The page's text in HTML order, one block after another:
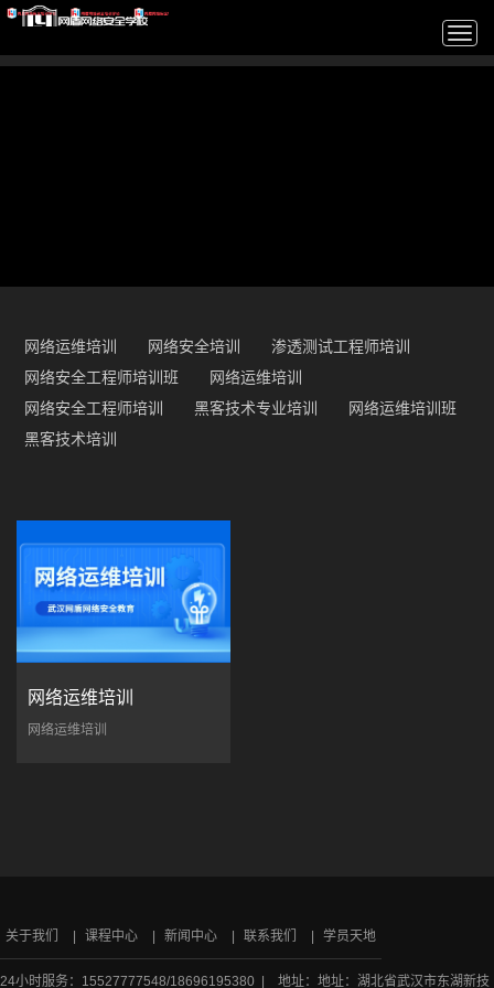
网络运维培训 网络安全培训
渗透测试工程师培训
网络安全工程师培训班
网络运维培训
网络安全工程师培训
黑客技术专业培训
网络运维培训班
黑客技术培训
网络运维培训
网络运维培训
关于我们 课程中心 新闻中心 联系我们 学员天地
24小时服务：15527777548/18696195380 | 地址：地址：湖北省武汉市东湖新技